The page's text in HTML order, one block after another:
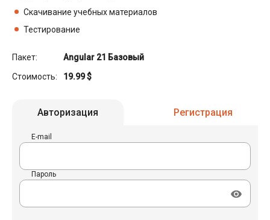
Скачивание учебных материалов
Тестирование
Пакет:
Стоимость:
Angular 21 Базовый
19.99$
Авторизация Регистрация
E-mail
Пароль